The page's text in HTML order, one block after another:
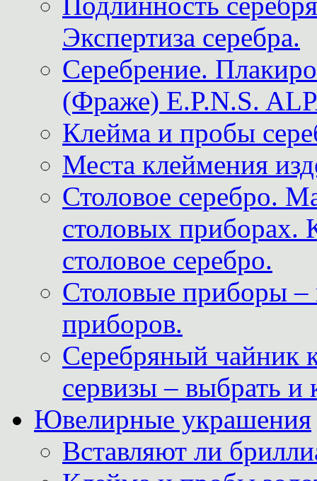
Экспертиза серебра.
Серебрение.
(Фраже) E.P.N.S.
Клейма и пробы
Места клеймения
Столовое серебро.
столовых приборах.
столовое серебро.
Столовые приборы –
приборов.
Серебряный чайник
сервизы – выбрать и
Ювелирные украшения
Вставляют ли